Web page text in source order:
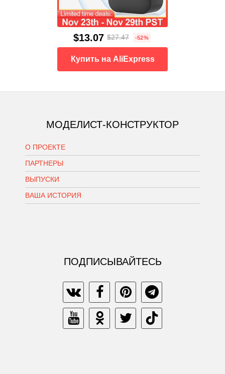
$13.07 $27.47 -52%
Купить на AliExpress
МОДЕЛИСТ-КОНСТРУКТОР
О ПРОЕКТЕ
ПАРТНЕРЫ
ВЫПУСКИ
ВАША ИСТОРИЯ
ПОДПИСЫВАЙТЕСЬ